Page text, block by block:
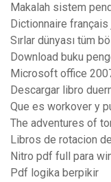
Makalah sistem
Dictionnaire
Sırlar dünyası tüm
Download buku
Microsoft office
Descargar libro
Que es workover y
The adventures of
Libros de rotacion
Nitro pdf full para
Pdf logika berpikir